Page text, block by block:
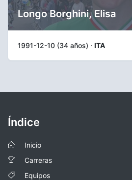
Longo Borghini, Elisa
1991-12-10 (34 años) · ITA
Índice
Inicio
Carreras
Equipos